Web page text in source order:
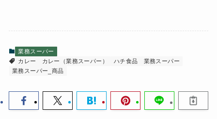
業務スーパー
カレー
カレー（業務スーパー） ハチ食品
業務スーパー
業務スーパー_商品